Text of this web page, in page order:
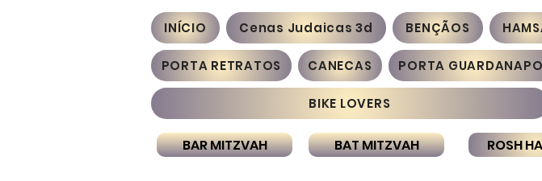
INÍCIO Cenas Judaicas 3d BENÇÃOS
PORTA RETRATOS CANECAS PORTA
BIKE LOVERS
BAR MITZVAH BAT MITZVAH ROSH